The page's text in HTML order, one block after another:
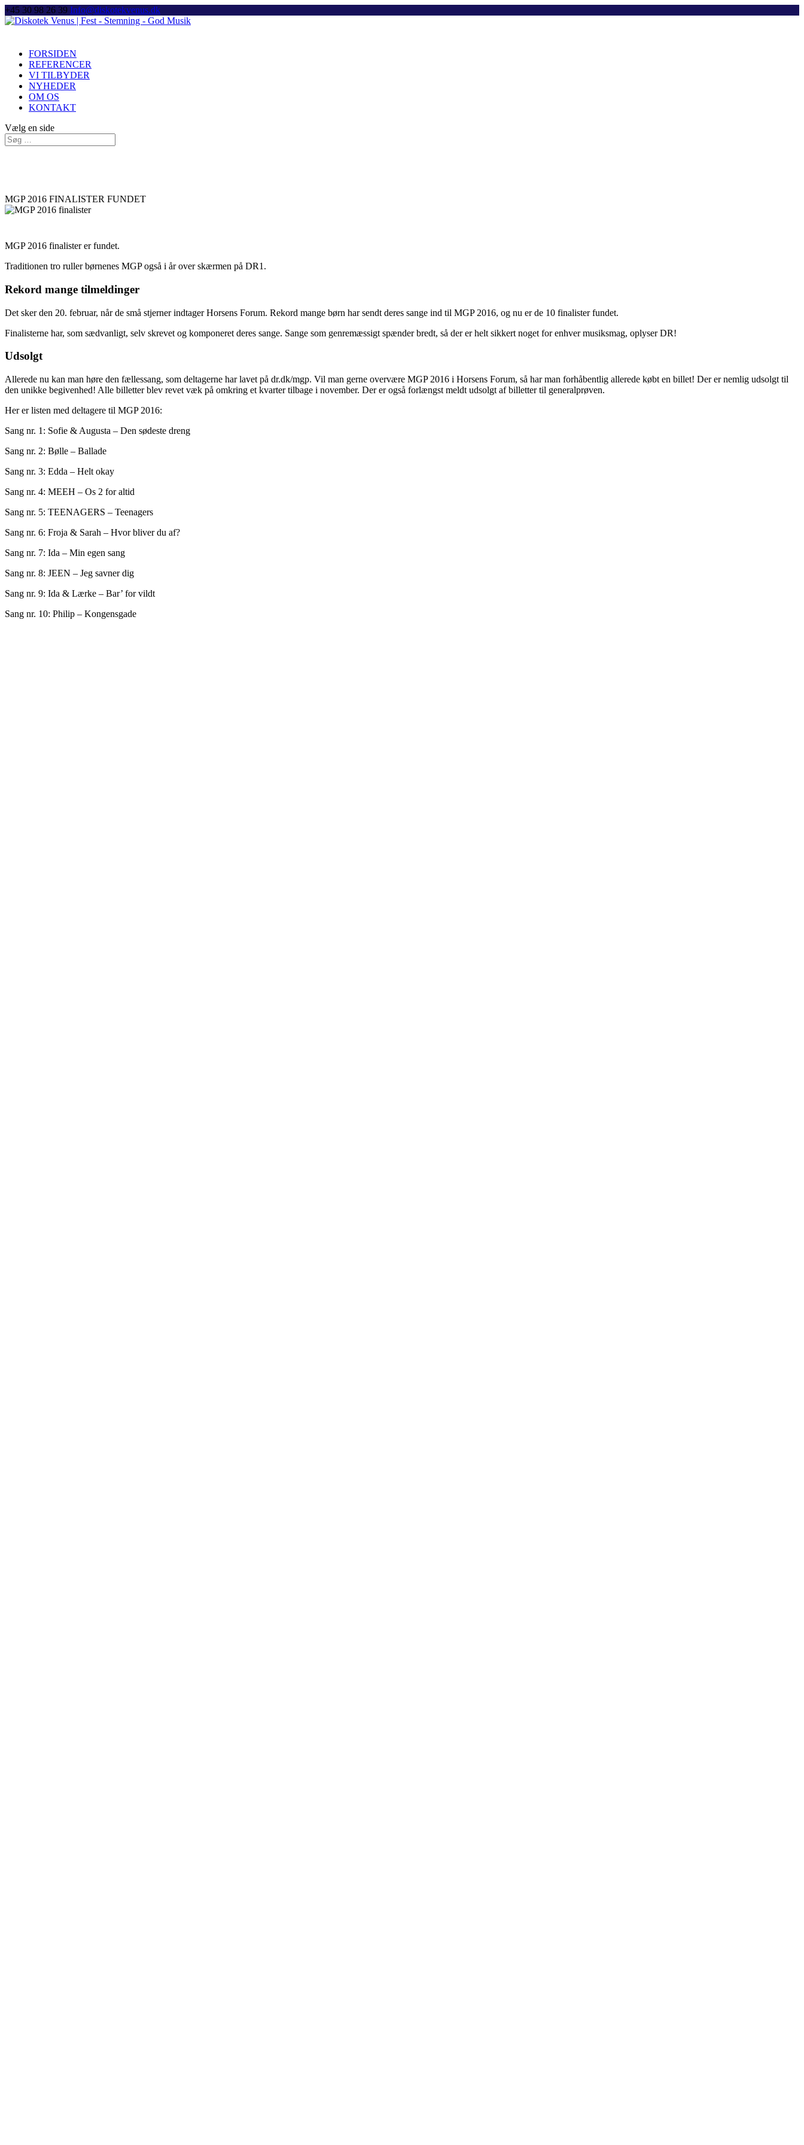
+45 30 98 26 39 Info@diskotekvenus.dk
FORSIDEN
REFERENCER
VI TILBYDER
NYHEDER
OM OS
KONTAKT
Vælg en side
MGP 2016 FINALISTER FUNDET
MGP 2016 finalister er fundet.
Traditionen tro ruller børnenes MGP også i år over skærmen på DR1.
Rekord mange tilmeldinger
Det sker den 20. februar, når de små stjerner indtager Horsens Forum. Rekord mange børn har sendt deres sange ind til MGP 2016, og nu er de 10 finalister fundet.
Finalisterne har, som sædvanligt, selv skrevet og komponeret deres sange. Sange som genremæssigt spænder bredt, så der er helt sikkert noget for enhver musiksmag, oplyser DR!
Udsolgt
Allerede nu kan man høre den fællessang, som deltagerne har lavet på dr.dk/mgp. Vil man gerne overvære MGP 2016 i Horsens Forum, så har man forhåbentlig allerede købt en billet! Der er nemlig udsolgt til
den unikke begivenhed! Alle billetter blev revet væk på omkring et kvarter tilbage i november. Der er også forlængst meldt udsolgt af billetter til generalprøven.
Her er listen med deltagere til MGP 2016:
Sang nr. 1: Sofie & Augusta – Den sødeste dreng
Sang nr. 2: Bølle – Ballade
Sang nr. 3: Edda – Helt okay
Sang nr. 4: MEEH – Os 2 for altid
Sang nr. 5: TEENAGERS – Teenagers
Sang nr. 6: Froja & Sarah – Hvor bliver du af?
Sang nr. 7: Ida – Min egen sang
Sang nr. 8: JEEN – Jeg savner dig
Sang nr. 9: Ida & Lærke – Bar’ for vildt
Sang nr. 10: Philip – Kongensgade